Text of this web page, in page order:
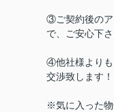
③ご契約後のア
で、ご安心下さ
④他社様よりも
交渉致します！
※気に入った物